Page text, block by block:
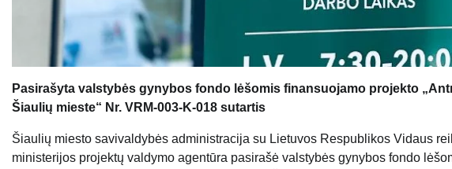
Pasirašyta valstybės gynybos fondo lėšomis finansuojamo projekto
Šiaulių mieste“ Nr. VRM-003-K-018 sutartis
Šiaulių miesto savivaldybės administracija su Lietuvos Respublikos Vidaus
ministerijos projektų valdymo agentūra pasirašė valstybės gynybos fondo